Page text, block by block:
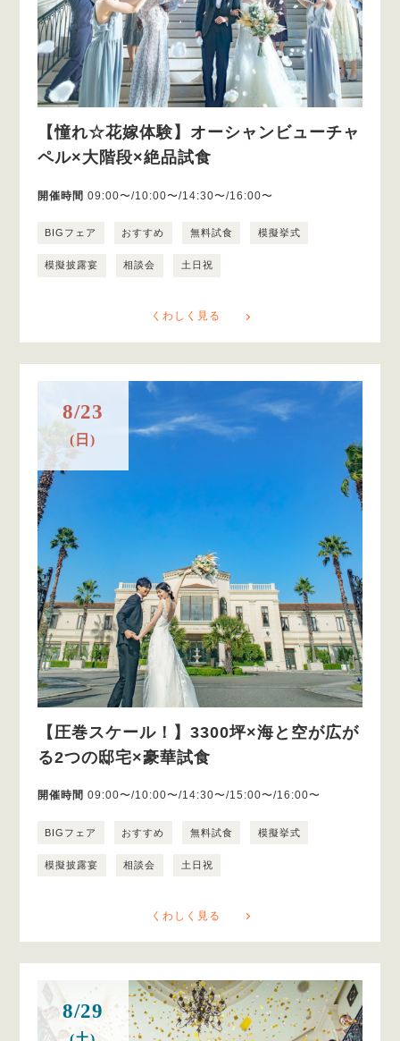
【憧れ☆花嫁体験】オーシャンビューチャ
ペル×大階段×絶品試食
開催時間 09:00〜/10:00〜/14:30〜/16:00〜
BIGフェア おすすめ 無料試食 模擬挙式
模擬披露宴 相談会 土日祝
くわしく見る
8/23
(日)
【圧巻スケール！】3300坪×海と空が広が
る2つの邸宅×豪華試食
開催時間 09:00〜/10:00〜/14:30〜/15:00〜/16:00〜
BIGフェア おすすめ 無料試食 模擬挙式
模擬披露宴 相談会 土日祝
くわしく見る
8/29